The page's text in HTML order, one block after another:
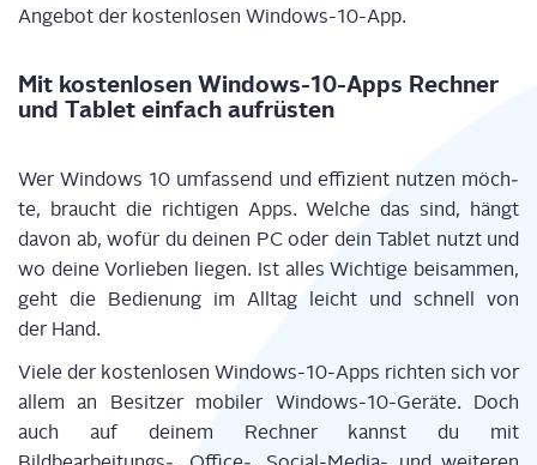
Ange­bot der kos­ten­lo­sen Windows-10-App.
Mit kos­ten­lo­sen Win­dows-10-Apps Rech­ner
und Tablet ein­fach aufrüsten
Wer Win­dows 10 umfas­send und effi­zi­ent nut­zen möch­
te, braucht die rich­ti­gen Apps. Wel­che das sind, hängt
davon ab, wofür du dei­nen PC oder dein Tablet nutzt und
wo dei­ne Vor­lie­ben lie­gen. Ist alles Wich­ti­ge bei­sam­men,
geht die Bedie­nung im All­tag leicht und schnell von
der Hand.
Vie­le der kos­ten­lo­sen Win­dows-10-Apps rich­ten sich vor
allem an Besit­zer mobi­ler Win­dows-10-Gerä­te. Doch
auch auf dei­nem Rech­ner kannst du mit